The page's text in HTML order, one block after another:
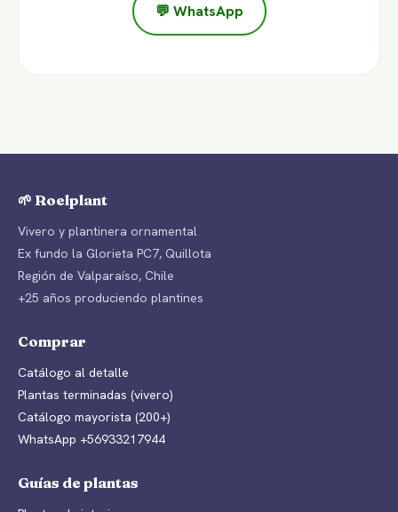
💬 WhatsApp
🌱 Roelplant
Vivero y plantinera ornamental
Ex fundo la Glorieta PC7, Quillota
Región de Valparaíso, Chile
+25 años produciendo plantines
Comprar
Catálogo al detalle
Plantas terminadas (vivero)
Catálogo mayorista (200+)
WhatsApp +56933217944
Guías de plantas